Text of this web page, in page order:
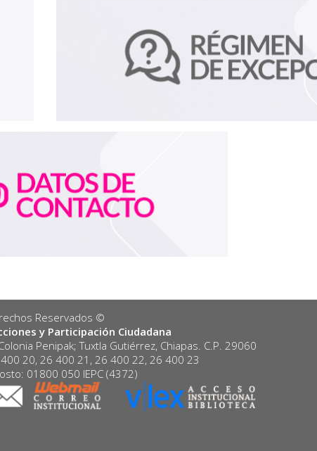
Reservados ©️
y Participación Ciudadana
Penipak; Tuxtla Gutiérrez, Chiapas. C.P. 29060
20, 26 400 21, 26 400 22, 26 400 23
01800 050 IEPC (4372)